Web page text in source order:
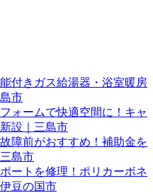
付きガス給湯器・浴室暖房
市
ォームで快適空間に！キャ
設｜三島市
障前がおすすめ！補助金を
島市
ートを修理！ポリカーボネ
豆の国市